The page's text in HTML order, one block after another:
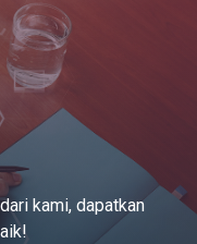
kami, dapatkan